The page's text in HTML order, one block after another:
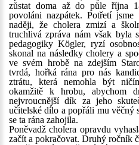
zůstat doma až do půle října
povoláni nazpátek. Potřetí
naději, že cholera zmizí a
truchlivá zpráva nám však byla
pedagogiky Kögler, ryzí
skonal na následky cholery a
ve svém hrobě na zdejším
tvrdá, hořká rána pro nás
ztrátu, která nemohla být
okamžitě k hrobu, abychom
nejvroucnější dík za jeho
učitelské dílo a popřáli mu věčný
se ta rána zahojila.
Poněvadž cholera opravdu
začít a pokračovat. Druhý ročník